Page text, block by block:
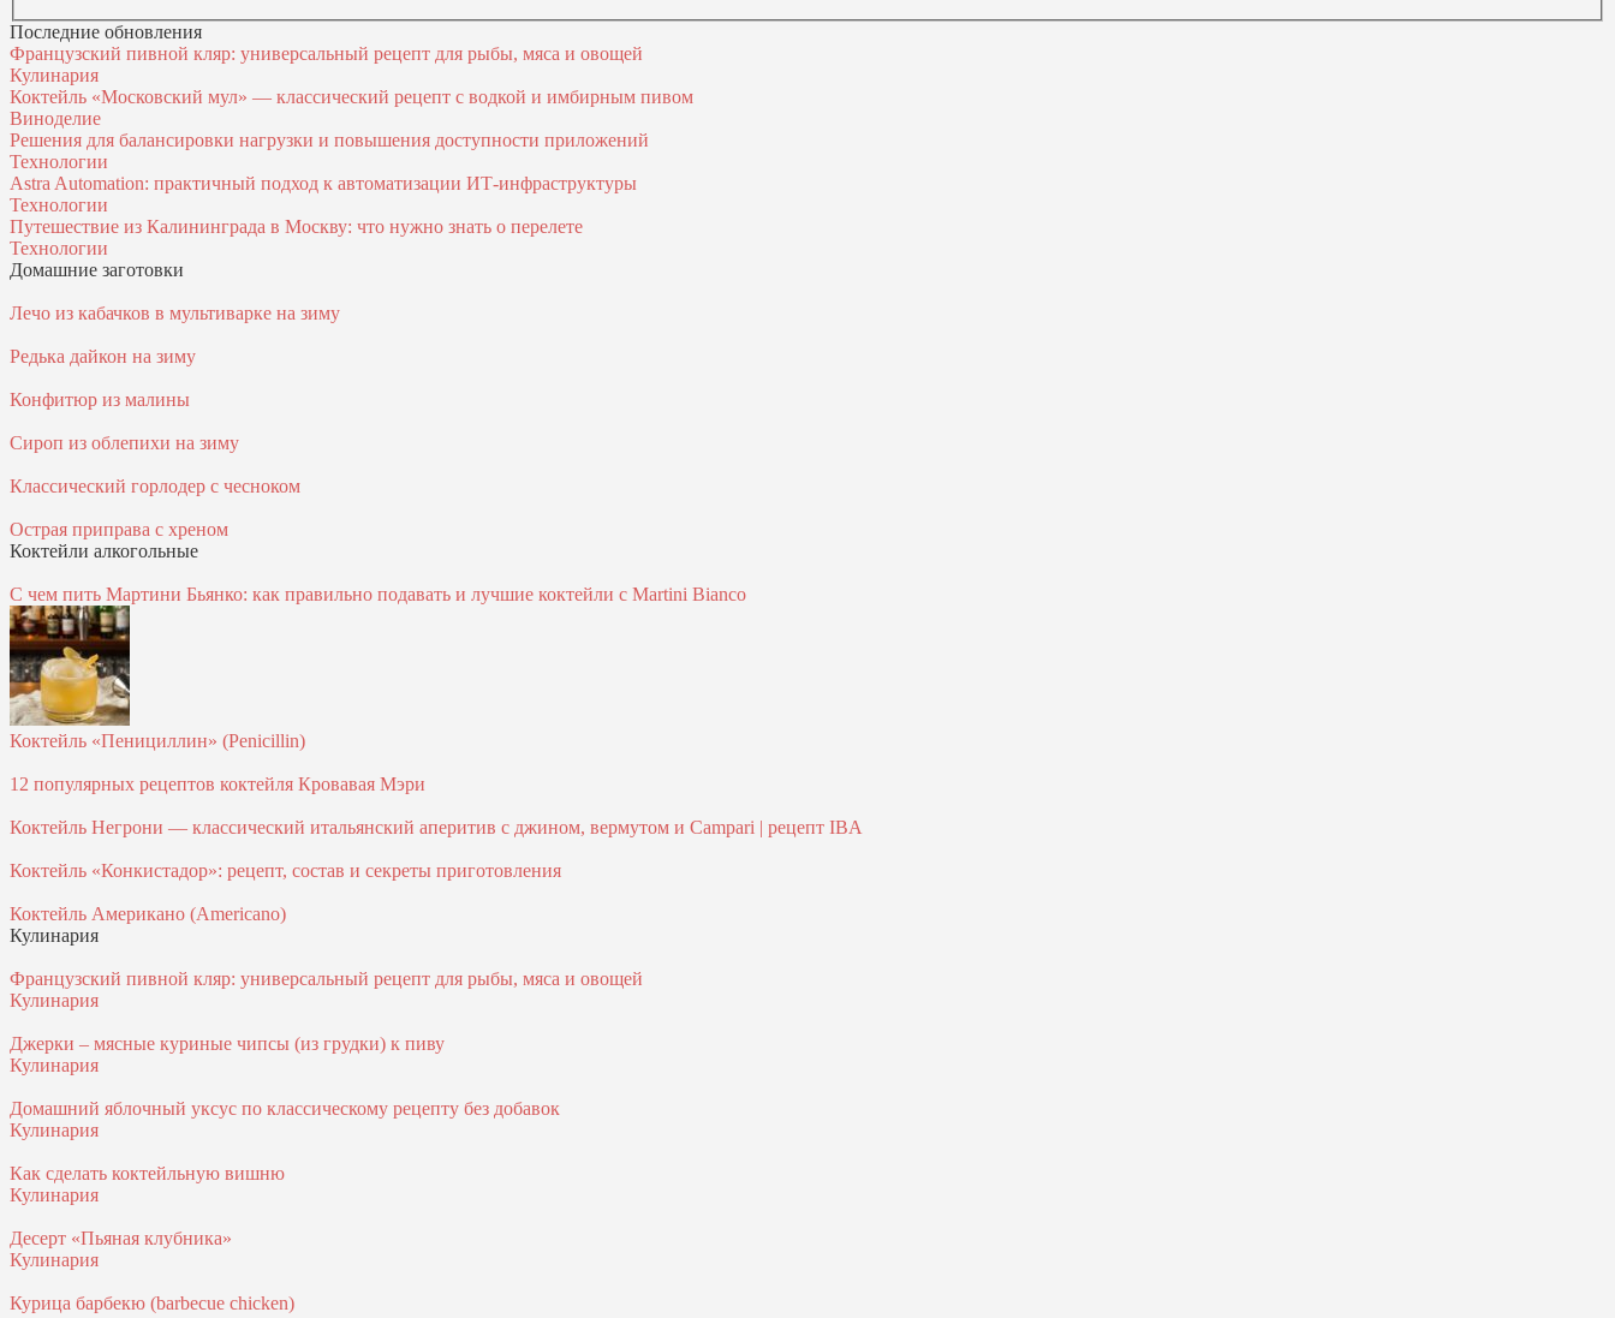
Последние обновления
Французский пивной кляр: универсальный рецепт для рыбы, мяса и овощей
Кулинария
Коктейль «Московский мул» — классический рецепт с водкой и имбирным пивом
Виноделие
Решения для балансировки нагрузки и повышения доступности приложений
Технологии
Astra Automation: практичный подход к автоматизации ИТ‑инфраструктуры
Технологии
Путешествие из Калининграда в Москву: что нужно знать о перелете
Технологии
Домашние заготовки
Лечо из кабачков в мультиварке на зиму
Редька дайкон на зиму
Конфитюр из малины
Сироп из облепихи на зиму
Классический горлодер с чесноком
Острая приправа с хреном
Коктейли алкогольные
С чем пить Мартини Бьянко: как правильно подавать и лучшие коктейли с Martini Bianco
Коктейль «Пенициллин» (Penicillin)
12 популярных рецептов коктейля Кровавая Мэри
Коктейль Негрони — классический итальянский аперитив с джином, вермутом и Campari | рецепт IBA
Коктейль «Конкистадор»: рецепт, состав и секреты приготовления
Коктейль Американо (Americano)
Кулинария
Французский пивной кляр: универсальный рецепт для рыбы, мяса и овощей
Кулинария
Джерки – мясные куриные чипсы (из грудки) к пиву
Кулинария
Домашний яблочный уксус по классическому рецепту без добавок
Кулинария
Как сделать коктейльную вишню
Кулинария
Десерт «Пьяная клубника»
Кулинария
Курица барбекю (barbecue chicken)